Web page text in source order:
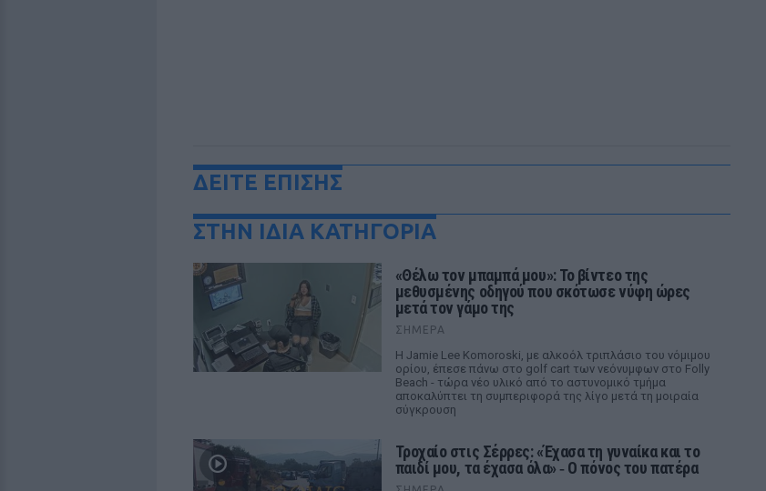
ΔΕΙΤΕ ΕΠΙΣΗΣ
ΣΤΗΝ ΙΔΙΑ ΚΑΤΗΓΟΡΙΑ
«Θέλω τον μπαμπά μου»: Το βίντεο της
μεθυσμένης οδηγού που σκότωσε νύφη ώρες
μετά τον γάμο της
ΣΉΜΕΡΑ
Η Jamie Lee Komoroski, με αλκοόλ τριπλάσιο του νόμιμου
ορίου, έπεσε πάνω στο golf cart των νεόνυμφων στο Folly
Beach - τώρα νέο υλικό από το αστυνομικό τμήμα
αποκαλύπτει τη συμπεριφορά της λίγο μετά τη μοιραία
σύγκρουση
Τροχαίο στις Σέρρες: «Έχασα τη γυναίκα και το
παιδί μου, τα έχασα όλα» ‑ Ο πόνος του πατέρα